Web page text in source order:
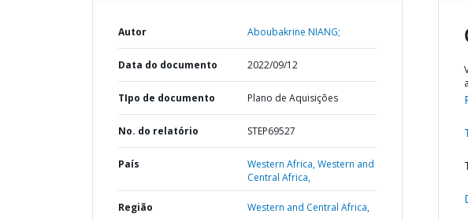
Autor Aboubakrine NIANG;
Data do documento 2022/09/12
TIpo de documento Plano de Aquisições
No. do relatório STEP69527
País Western Africa,Western and
Central Africa,
Região Western and Central Africa,